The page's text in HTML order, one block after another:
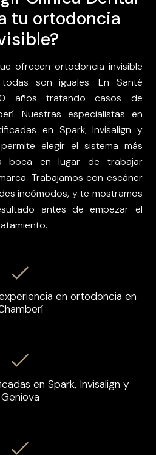
tu ortodoncia
ofrecen ortodoncia invisible
son iguales. En Santé
años tratando casos de
Nuestras especialistas en
en Spark, Invisalign y
elegir el sistema más
boca en lugar de trabajar
Trabajamos con escáner
incómodos, y te mostramos
antes de empezar el
en ortodoncia en
en Spark, Invisalign y
Geniova